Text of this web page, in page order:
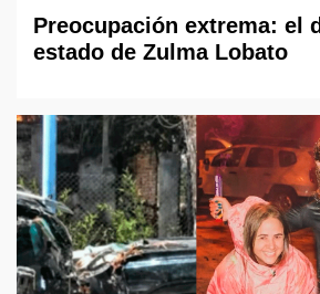
Preocupación extrema: el
estado de Zulma Lobato